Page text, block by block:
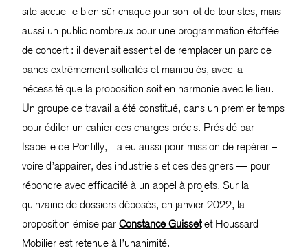
site accueille bien sûr chaque jour son lot de touristes, mais
aussi un public nombreux pour une programmation étoffée
de concert : il devenait essentiel de remplacer un parc de
bancs extrêmement sollicités et manipulés, avec la
nécessité que la proposition soit en harmonie avec le lieu.
Un groupe de travail a été constitué, dans un premier temps
pour éditer un cahier des charges précis. Présidé par
Isabelle de Ponfilly, il a eu aussi pour mission de repérer –
voire d’appairer, des industriels et des designers — pour
répondre avec efficacité à un appel à projets. Sur la
quinzaine de dossiers déposés, en janvier 2022, la
proposition émise par Constance Guissetet Houssard
Mobilier est retenue à l’unanimité.